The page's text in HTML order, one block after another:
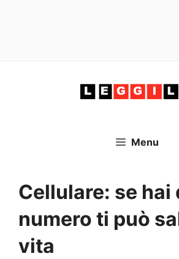
Menu
Cellulare: se hai
numero ti può
vita